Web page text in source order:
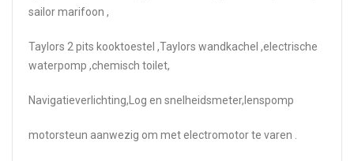
sailor marifoon ,
Taylors 2 pits kooktoestel ,Taylors wandkachel ,electrische
waterpomp ,chemisch toilet,
Navigatieverlichting,Log en snelheidsmeter,lenspomp
motorsteun aanwezig om met electromotor te varen .